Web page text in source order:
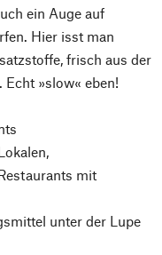
ein Auge auf
Hier isst man
frisch aus der
»slow« eben!
mit
unter der Lupe